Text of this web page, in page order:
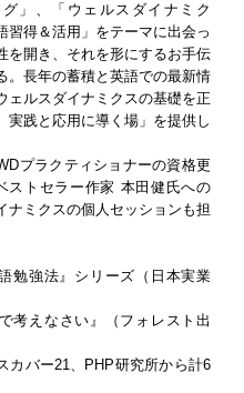
グ」、「ウェルスダイナミク
習得＆活用」をテーマに出会っ
を開き、それを形にするお手伝
。長年の蓄積と英語での最新情
ェルスダイナミクスの基礎を正
実践と応用に導く場」を提供し
プラクティショナーの資格更
ストセラー作家 本田健氏への
ナミクスの個人セッションも担
語勉強法』シリーズ（日本実業
考えなさい』（フォレスト出
カバー21、PHP研究所から計6